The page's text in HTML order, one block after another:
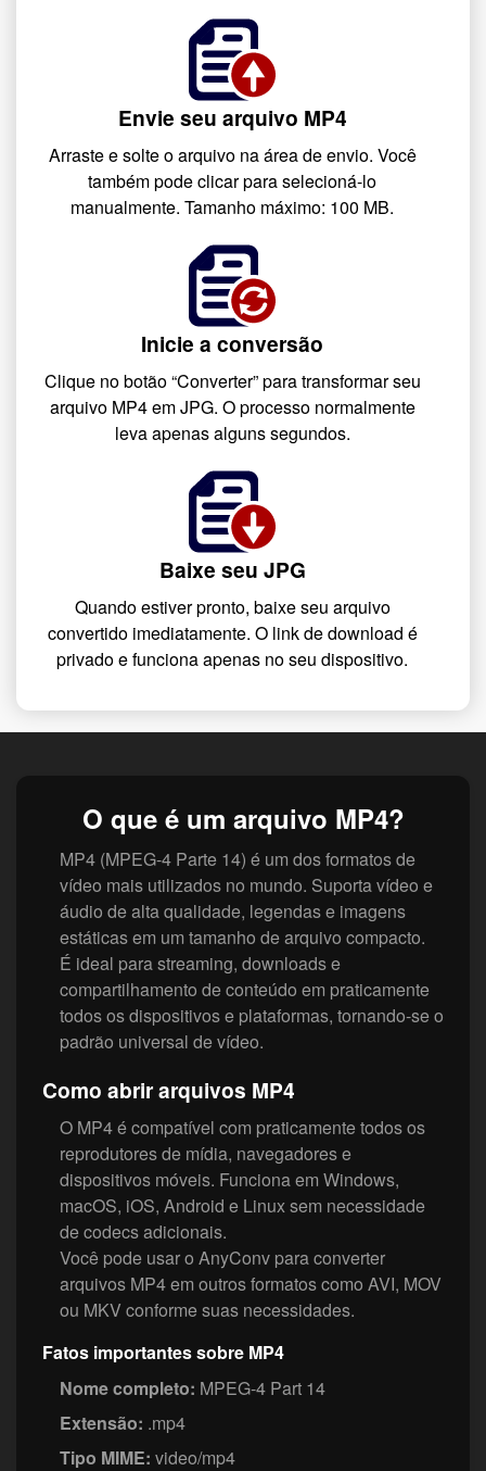
Envie seu arquivo MP4
Arraste e solte o arquivo na área de envio. Você
também pode clicar para selecioná-lo
manualmente. Tamanho máximo: 100 MB.
Inicie a conversão
Clique no botão “Converter” para transformar seu
arquivo MP4 em JPG. O processo normalmente
leva apenas alguns segundos.
Baixe seu JPG
Quando estiver pronto, baixe seu arquivo
convertido imediatamente. O link de download é
privado e funciona apenas no seu dispositivo.
O que é um arquivo MP4?
MP4 (MPEG-4 Parte 14) é um dos formatos de
vídeo mais utilizados no mundo. Suporta vídeo e
áudio de alta qualidade, legendas e imagens
estáticas em um tamanho de arquivo compacto.
É ideal para streaming, downloads e
compartilhamento de conteúdo em praticamente
todos os dispositivos e plataformas, tornando-se o
padrão universal de vídeo.
Como abrir arquivos MP4
O MP4 é compatível com praticamente todos os
reprodutores de mídia, navegadores e
dispositivos móveis. Funciona em Windows,
macOS, iOS, Android e Linux sem necessidade
de codecs adicionais.
Você pode usar o AnyConv para converter
arquivos MP4 em outros formatos como AVI, MOV
ou MKV conforme suas necessidades.
Fatos importantes sobre MP4
Nome completo: MPEG-4 Part 14
Extensão: .mp4
Tipo MIME: video/mp4